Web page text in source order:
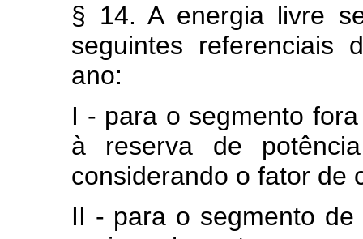
§ 14. A energia livre
seguintes referenciais
ano:
I - para o segmento
à reserva de
considerando o fator de
II - para o segmento